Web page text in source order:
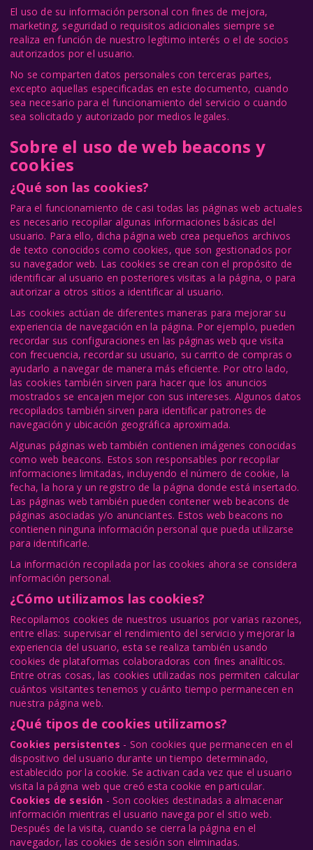
El uso de su información personal con fines de mejora,
marketing, seguridad o requisitos adicionales siempre se
realiza en función de nuestro legítimo interés o el de socios
autorizados por el usuario.
No se comparten datos personales con terceras partes,
excepto aquellas especificadas en este documento, cuando
sea necesario para el funcionamiento del servicio o cuando
sea solicitado y autorizado por medios legales.
Sobre el uso de web beacons y
cookies
¿Qué son las cookies?
Para el funcionamiento de casi todas las páginas web actuales
es necesario recopilar algunas informaciones básicas del
usuario. Para ello, dicha página web crea pequeños archivos
de texto conocidos como cookies, que son gestionados por
su navegador web. Las cookies se crean con el propósito de
identificar al usuario en posteriores visitas a la página, o para
autorizar a otros sitios a identificar al usuario.
Las cookies actúan de diferentes maneras para mejorar su
experiencia de navegación en la página. Por ejemplo, pueden
recordar sus configuraciones en las páginas web que visita
con frecuencia, recordar su usuario, su carrito de compras o
ayudarlo a navegar de manera más eficiente. Por otro lado,
las cookies también sirven para hacer que los anuncios
mostrados se encajen mejor con sus intereses. Algunos datos
recopilados también sirven para identificar patrones de
navegación y ubicación geográfica aproximada.
Algunas páginas web también contienen imágenes conocidas
como web beacons. Estos son responsables por recopilar
informaciones limitadas, incluyendo el número de cookie, la
fecha, la hora y un registro de la página donde está insertado.
Las páginas web también pueden contener web beacons de
páginas asociadas y/o anunciantes. Estos web beacons no
contienen ninguna información personal que pueda utilizarse
para identificarle.
La información recopilada por las cookies ahora se considera
información personal.
¿Cómo utilizamos las cookies?
Recopilamos cookies de nuestros usuarios por varias razones,
entre ellas: supervisar el rendimiento del servicio y mejorar la
experiencia del usuario, esta se realiza también usando
cookies de plataformas colaboradoras con fines analíticos.
Entre otras cosas, las cookies utilizadas nos permiten calcular
cuántos visitantes tenemos y cuánto tiempo permanecen en
nuestra página web.
¿Qué tipos de cookies utilizamos?
Cookies persistentes - Son cookies que permanecen en el
dispositivo del usuario durante un tiempo determinado,
establecido por la cookie. Se activan cada vez que el usuario
visita la página web que creó esta cookie en particular.
Cookies de sesión - Son cookies destinadas a almacenar
información mientras el usuario navega por el sitio web.
Después de la visita, cuando se cierra la página en el
navegador, las cookies de sesión son eliminadas.